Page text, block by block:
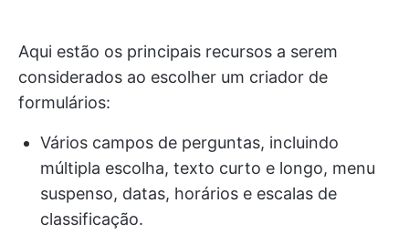
Aqui estão os principais recursos a serem
considerados ao escolher um criador de
formulários:
Vários campos de perguntas, incluindo
múltipla escolha, texto curto e longo, menu
suspenso, datas, horários e escalas de
classificação.